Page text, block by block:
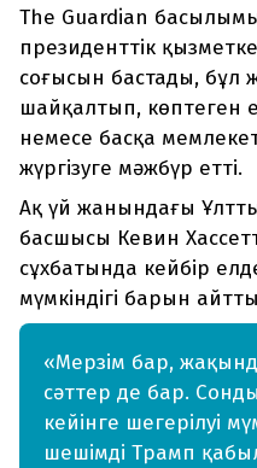
The Guardian
президенттік қызметке
соғысын бастады, бұл
шайқалтып, көптеген
немесе басқа
жүргізуге мәжбүр етті.
Ақ үй жанындағы
басшысы Кевин
сұхбатында кейбір
мүмкіндігі барын
«Мерзім бар,
сәттер де бар.
кейінге шегерілуі
шешімді Трамп